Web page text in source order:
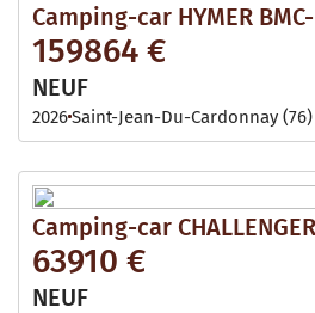
Camping-car HYMER
159864 €
NEUF
2026Saint-Jean-Du-Cardonnay (76)
Camping-car
63910 €
NEUF